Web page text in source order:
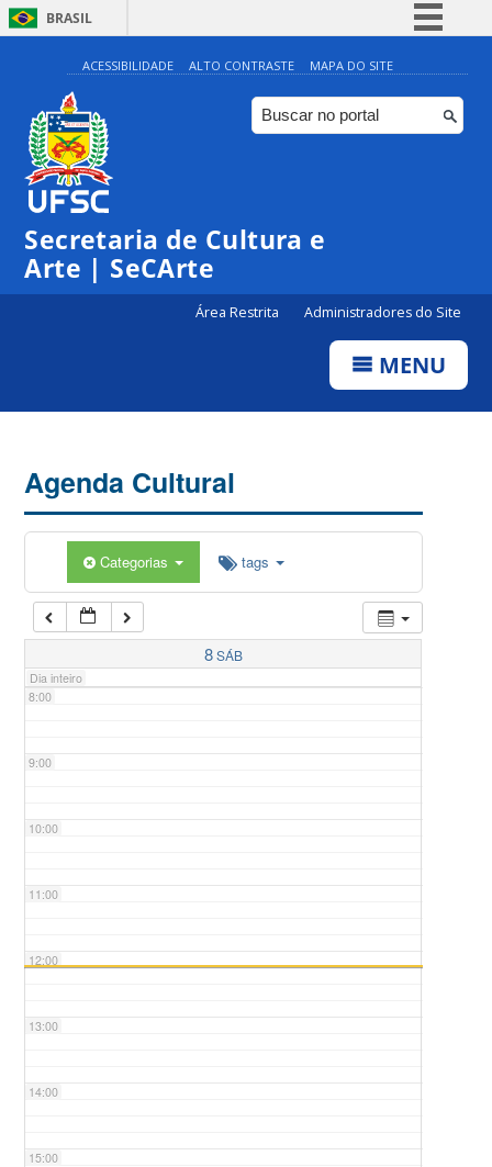
BRASIL
Simplifique!
Comunica BR
Participe
ACESSIBILIDADE ALTO CONTRASTE MAPA DO SITE
Secretaria de Cultura e
Arte | SeCArte
Área Restrita Administradores do Site
MENU
Agenda Cultural
Categorias tags
8SÁB
Dia inteiro
0:00
1:00
5:00
7:00
8:00
9:00
10:00
11:00
12:00
13:00
14:00
15:00